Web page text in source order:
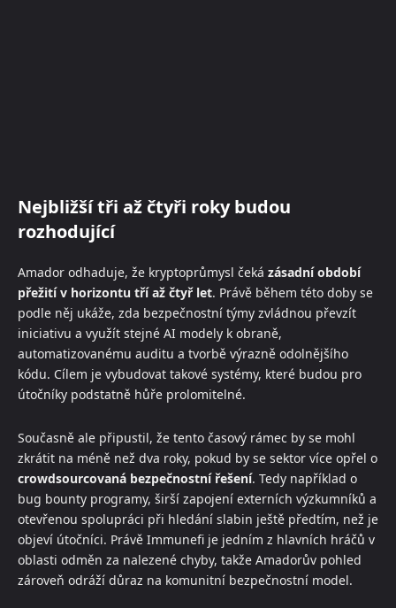
Nejbližší tři až čtyři roky budou
rozhodující
Amador odhaduje, že kryptoprůmysl čeká zásadní období
přežití v horizontu tří až čtyř let. Právě během této doby se
podle něj ukáže, zda bezpečnostní týmy zvládnou převzít
iniciativu a využít stejné AI modely k obraně,
automatizovanému auditu a tvorbě výrazně odolnějšího
kódu. Cílem je vybudovat takové systémy, které budou pro
útočníky podstatně hůře prolomitelné.
Současně ale připustil, že tento časový rámec by se mohl
zkrátit na méně než dva roky, pokud by se sektor více opřel o
crowdsourcovaná bezpečnostní řešení. Tedy například o
bug bounty programy, širší zapojení externích výzkumníků a
otevřenou spolupráci při hledání slabin ještě předtím, než je
objeví útočníci. Právě Immunefi je jedním z hlavních hráčů v
oblasti odměn za nalezené chyby, takže Amadorův pohled
zároveň odráží důraz na komunitní bezpečnostní model.